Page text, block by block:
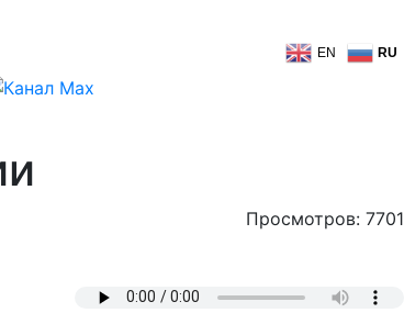
EN RU
Просмотров: 7701